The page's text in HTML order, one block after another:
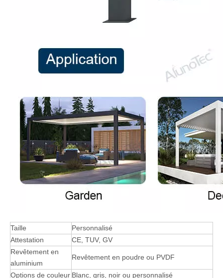
Taille
Personnalisé
Attestation
CE, TUV, GV
Revêtement en
aluminium
Revêtement en poudre ou PVDF
Options de couleur Blanc, gris, noir ou personnalisé